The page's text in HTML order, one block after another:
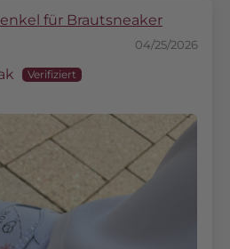
für Brautsneaker
04/25/2026